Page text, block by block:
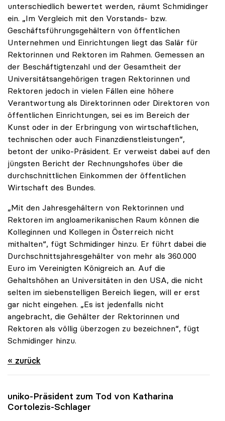
unterschiedlich bewertet werden, räumt Schmidinger
ein. „Im Vergleich mit den Vorstands- bzw.
Geschäftsführungsgehältern von öffentlichen
Unternehmen und Einrichtungen liegt das Salär für
Rektorinnen und Rektoren im Rahmen. Gemessen an
der Beschäftigtenzahl und der Gesamtheit der
Universitätsangehörigen tragen Rektorinnen und
Rektoren jedoch in vielen Fällen eine höhere
Verantwortung als Direktorinnen oder Direktoren von
öffentlichen Einrichtungen, sei es im Bereich der
Kunst oder in der Erbringung von wirtschaftlichen,
technischen oder auch Finanzdienstleistungen“,
betont der uniko-Präsident. Er verweist dabei auf den
jüngsten Bericht der Rechnungshofes über die
durchschnittlichen Einkommen der öffentlichen
Wirtschaft des Bundes.
„Mit den Jahresgehältern von Rektorinnen und
Rektoren im angloamerikanischen Raum können die
Kolleginnen und Kollegen in Österreich nicht
mithalten“, fügt Schmidinger hinzu. Er führt dabei die
Durchschnittsjahresgehälter von mehr als 360.000
Euro im Vereinigten Königreich an. Auf die
Gehaltshöhen an Universitäten in den USA, die nicht
selten im siebenstelligen Bereich liegen, will er erst
gar nicht eingehen. „Es ist jedenfalls nicht
angebracht, die Gehälter der Rektorinnen und
Rektoren als völlig überzogen zu bezeichnen“, fügt
Schmidinger hinzu.
« zurück
uniko-Präsident zum Tod von Katharina
Cortolezis-Schlager